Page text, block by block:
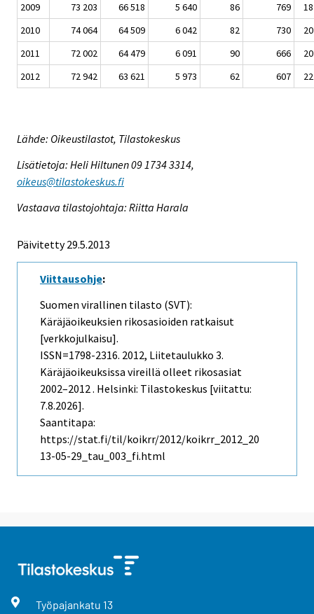
2009
73 203 66 518 5 640 86 769
2010
74 064 64 509 6 042 82 730
2011
72 002 64 479 6 091 90 666
2012
72 942 63 621 5 973 62 607
Lähde: Oikeustilastot, Tilastokeskus
Lisätietoja: Heli Hiltunen 09 1734 3314,
oikeus@tilastokeskus.fi
Vastaava tilastojohtaja: Riitta Harala
Päivitetty 29.5.2013
Viittausohje:
Suomen virallinen tilasto (SVT):
Käräjäoikeuksien rikosasioiden ratkaisut
[verkkojulkaisu].
ISSN=1798-2316. 2012, Liitetaulukko 3.
Käräjäoikeuksissa vireillä olleet rikosasiat
2002–2012 . Helsinki: Tilastokeskus [viitattu:
7.8.2026].
Saantitapa:
https://stat.fi/til/koikrr/2012/koikrr_2012_20
13-05-29_tau_003_fi.html
Työpajankatu 13